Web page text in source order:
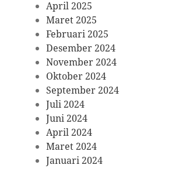
April 2025
Maret 2025
Februari 2025
Desember 2024
November 2024
Oktober 2024
September 2024
Juli 2024
Juni 2024
April 2024
Maret 2024
Januari 2024